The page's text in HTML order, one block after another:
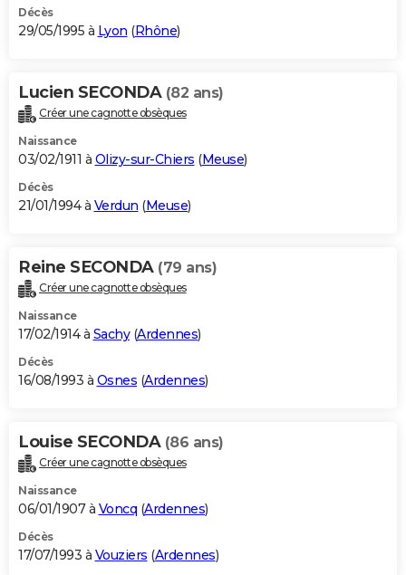
Décès
29/05/1995 à Lyon (Rhône)
Lucien SECONDA (82 ans)
Créer une cagnotte obsèques
Naissance
03/02/1911 à Olizy-sur-Chiers (Meuse)
Décès
21/01/1994 à Verdun (Meuse)
Reine SECONDA (79 ans)
Créer une cagnotte obsèques
Naissance
17/02/1914 à Sachy(Ardennes)
Décès
16/08/1993 à Osnes (Ardennes)
Louise SECONDA (86 ans)
Créer une cagnotte obsèques
Naissance
06/01/1907 à Voncq (Ardennes)
Décès
17/07/1993 à Vouziers (Ardennes)